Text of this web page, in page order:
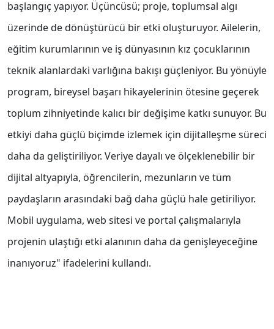
başlangıç yapıyor. Üçüncüsü; proje, toplumsal algı
üzerinde de dönüştürücü bir etki oluşturuyor. Ailelerin,
eğitim kurumlarının ve iş dünyasının kız çocuklarının
teknik alanlardaki varlığına bakışı güçleniyor. Bu yönüyle
program, bireysel başarı hikayelerinin ötesine geçerek
toplum zihniyetinde kalıcı bir değişime katkı sunuyor. Bu
etkiyi daha güçlü biçimde izlemek için dijitalleşme süreci
daha da geliştiriliyor. Veriye dayalı ve ölçeklenebilir bir
dijital altyapıyla, öğrencilerin, mezunların ve tüm
paydaşların arasındaki bağ daha güçlü hale getiriliyor.
Mobil uygulama, web sitesi ve portal çalışmalarıyla
projenin ulaştığı etki alanının daha da genişleyeceğine
inanıyoruz" ifadelerini kullandı.